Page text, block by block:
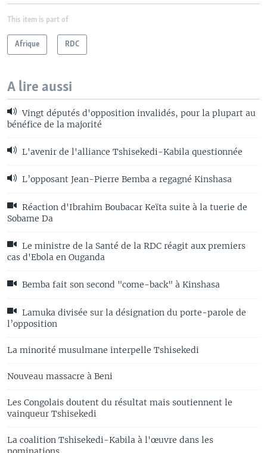
This item is part of
Afrique RDC
A lire aussi
Vingt députés d'opposition invalidés, pour la plupart au
bénéfice de la majorité
L'avenir de l'alliance Tshisekedi-Kabila questionnée
L’opposant Jean-Pierre Bemba a regagné Kinshasa
Réaction d'Ibrahim Boubacar Keïta suite à la tuerie de
Sobame Da
Le ministre de la Santé de la RDC réagit aux premiers
cas d'Ebola en Ouganda
Bemba fait son second "come-back" à Kinshasa
Lamuka divisée sur la désignation du porte-parole de
l’opposition
La minorité musulmane interpelle Tshisekedi
Nouveau massacre à Beni
Les Congolais doutent du résultat mais soutiennent le
vainqueur Tshisekedi
La coalition Tshisekedi-Kabila à l'œuvre dans les